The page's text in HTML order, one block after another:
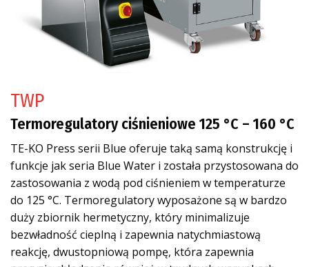
TWP
Termoregulatory ciśnieniowe 125 °C – 160 °C
TE-KO Press serii Blue oferuje taką samą konstrukcję i
funkcje jak seria Blue Water i została przystosowana do
zastosowania z wodą pod ciśnieniem w temperaturze
do 125 °C. Termoregulatory wyposażone są w bardzo
duży zbiornik hermetyczny, który minimalizuje
bezwładność cieplną i zapewnia natychmiastową
reakcję, dwustopniową pompę, która zapewnia